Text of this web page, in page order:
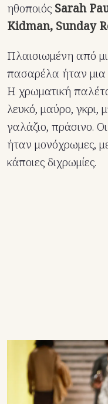
ηθοποιός Sarah
Kidman, Sunday
Πλαισιωμένη από
πασαρέλα ήταν
Η χρωματική
λευκό, μαύρο, γκρι,
γαλάζιο, πράσινο.
ήταν μονόχρωμες,
κάποιες διχρωμίες.